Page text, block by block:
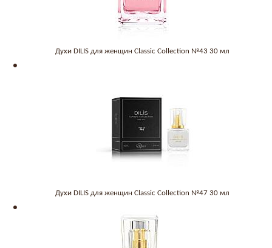
Духи DILIS для женщин Classic Collection №43 30 мл
Духи DILIS для женщин Classic Collection №47 30 мл